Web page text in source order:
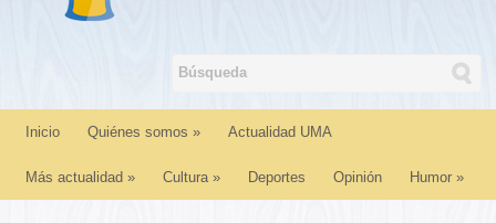
Inicio Quiénes somos » Actualidad UMA
Más actualidad » Cultura» Deportes Opinión Humor »